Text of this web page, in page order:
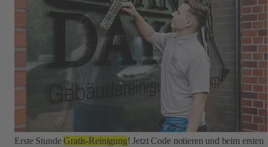
Erste StundeGratis-Reinigung! Jetzt Code notieren und beim ersten